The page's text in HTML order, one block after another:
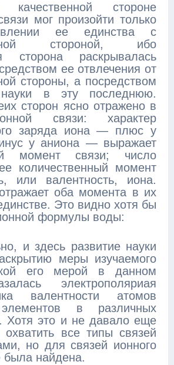
стороне
мог произойти только
ее единства с
стороной, ибо
сторона раскрывалась
ее отвлечения от
стороны, а посредством
науки в эту последнюю.
сторон ясно отражено в
связи: характер
заряда иона — плюс у
у аниона — выражает
момент связи; число
количественный момент
или валентность, иона.
оба момента в их
Это видно хотя бы
формулы воды:
и здесь развитие науки
меры изучаемого
его мерой в данном
электрополяриая
валентности атомов
в различных
Хотя это и не давало еще
охватить все типы связей
но для связей ионного
была найдена.